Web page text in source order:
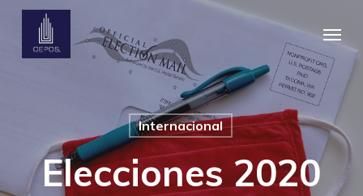
Skip
main
Menu
Internacional
Elecciones 2020